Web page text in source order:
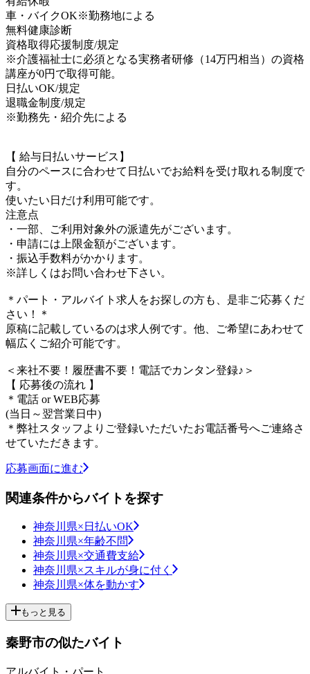
車・バイクOK※勤務地による
無料健康診断
資格取得応援制度/規定
※介護福祉士に必須となる実務者研修（14万円相当）の資格
講座が0円で取得可能。
日払いOK/規定
退職金制度/規定
※勤務先・紹介先による
【 給与日払いサービス】
自分のペースに合わせて日払いでお給料を受け取れる制度で
す。
使いたい日だけ利用可能です。
注意点
・一部、ご利用対象外の派遣先がございます。
・申請には上限金額がございます。
・振込手数料がかかります。
※詳しくはお問い合わせ下さい。
＊パート・アルバイト求人をお探しの方も、是非ご応募くだ
さい！＊
原稿に記載しているのは求人例です。他、ご希望にあわせて
幅広くご紹介可能です。
＜来社不要！履歴書不要！電話でカンタン登録♪＞
【 応募後の流れ 】
＊電話 or WEB応募
(当日～翌営業日中)
＊弊社スタッフよりご登録いただいたお電話番号へご連絡さ
せていただきます。
応募画面に進む
関連条件からバイトを探す
神奈川県×日払いOK
神奈川県×年齢不問
神奈川県×交通費支給
神奈川県×スキルが身に付く
神奈川県×体を動かす
もっと見る
秦野市の似たバイト
アルバイト・パート